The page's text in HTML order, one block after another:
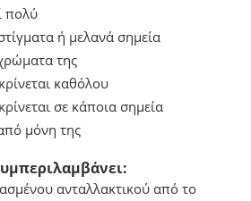
πολύ
ή μελανά σημεία
της
καθόλου
σε κάποια σημεία
μόνη της
ανταλλακτικού από το